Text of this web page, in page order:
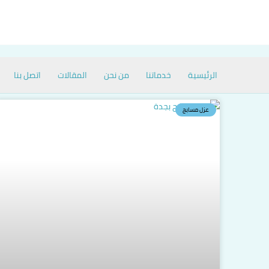
الرئيسية خدماتنا من نحن المقالات اتصل بنا
عزل مسابح